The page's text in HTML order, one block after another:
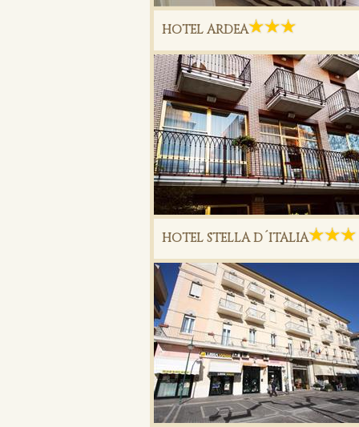
HOTEL ARDEA
HOTEL STELLA D´ITALIA